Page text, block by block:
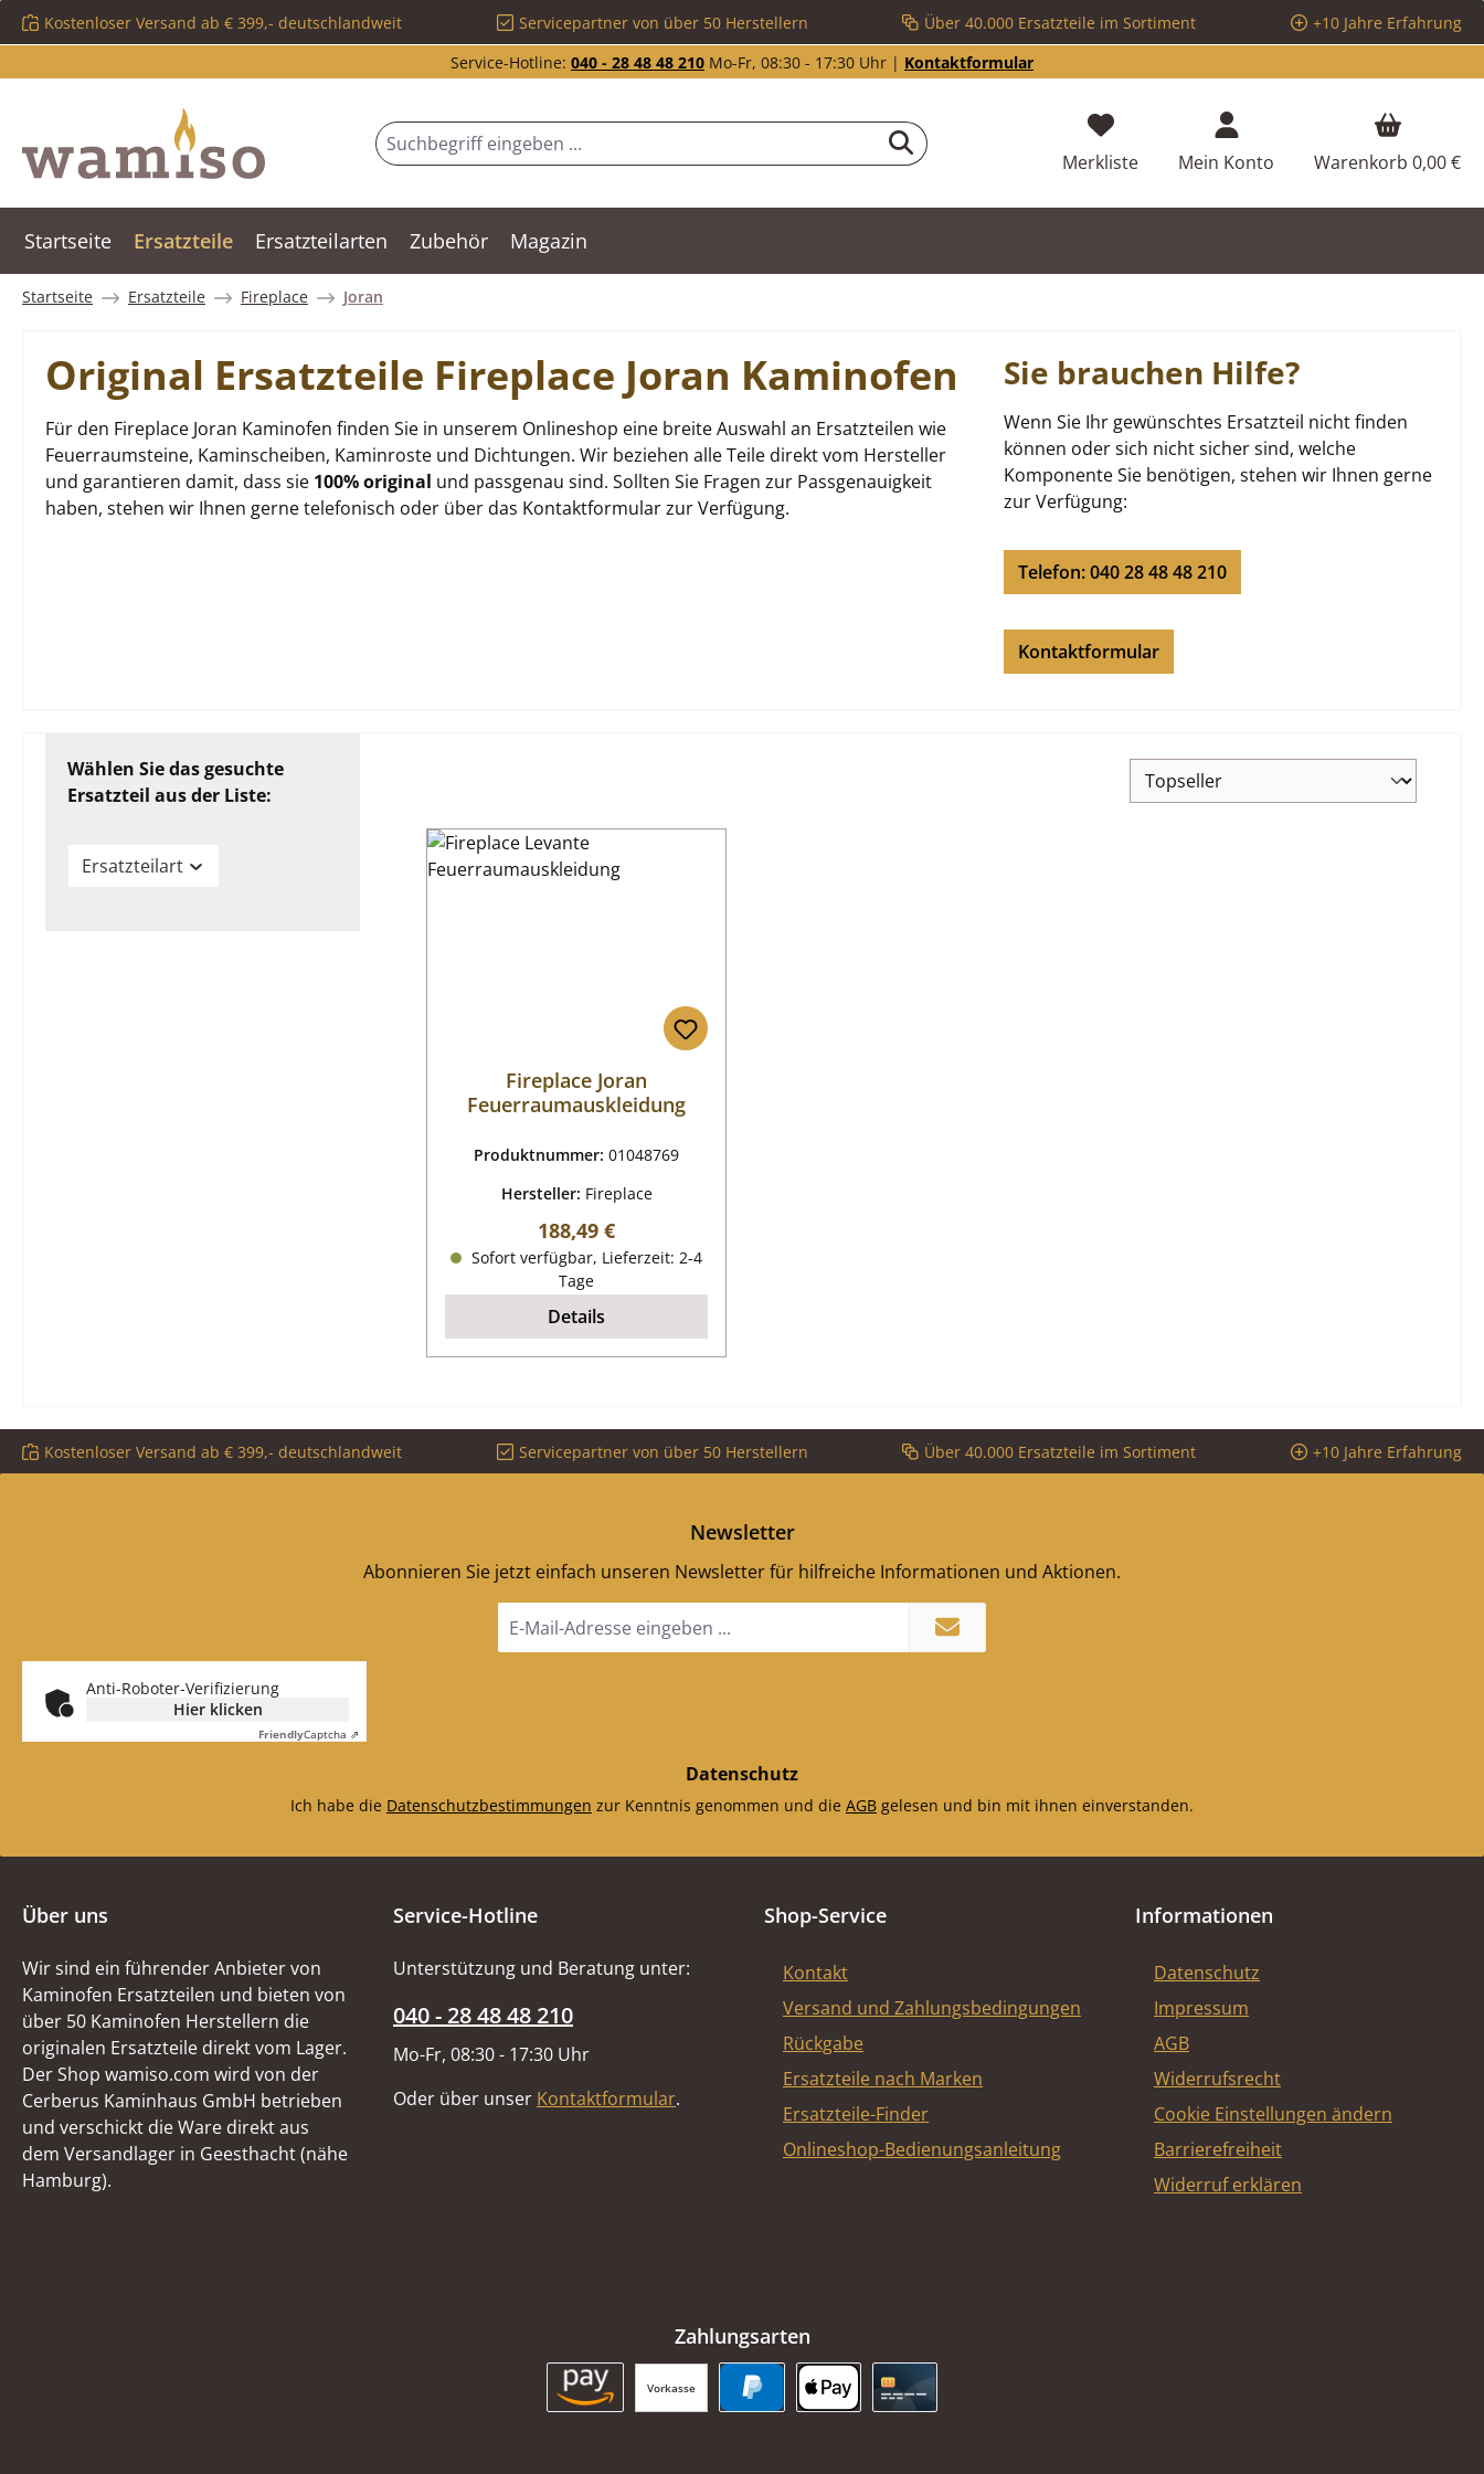
Hauptinhalt springen
Zur Suche springen
Zur Hauptnavigation springen
Kostenloser Versand ab € 399,- deutschlandweit Servicepartner von über 50 Herstellern Über 40.000 Ersatzteile im Sortiment
+10 Jahre Erfahrung
Service-Hotline: 040 - 28 48 48 210 Mo-Fr, 08:30 - 17:30 Uhr | Kontaktformular
MerklisteDu hast 0 Produkte auf dem Merkzettel
Mein Konto Warenkorb 0,00 €
Startseite Ersatzteile Ersatzteilarten Zubehör Magazin
Startseite Ersatzteile Fireplace Joran
Original Ersatzteile Fireplace Joran Kaminofen
Für den Fireplace Joran Kaminofen finden Sie in unserem Onlineshop eine breite Auswahl an Ersatzteilen wie
Feuerraumsteine, Kaminscheiben, Kaminroste und Dichtungen. Wir beziehen alle Teile direkt vom Hersteller
und garantieren damit, dass sie 100% original und passgenau sind. Sollten Sie Fragen zur Passgenauigkeit
haben, stehen wir Ihnen gerne telefonisch oder über das Kontaktformular zur Verfügung.
Sie brauchen Hilfe?
Wenn Sie Ihr gewünschtes Ersatzteil nicht finden
können oder sich nicht sicher sind, welche
Komponente Sie benötigen, stehen wir Ihnen gerne
zur Verfügung:
Telefon: 040 28 48 48 210
Kontaktformular
Wählen Sie das gesuchte
Ersatzteil aus der Liste:
Ersatzteilart
Fireplace Joran
Feuerraumauskleidung
Produktnummer:01048769
Hersteller: Fireplace
Regulärer Preis:
188,49 €
Sofort verfügbar, Lieferzeit: 2-4
Tage
Details
Kostenloser Versand ab € 399,- deutschlandweit Servicepartner von über 50 Herstellern Über 40.000 Ersatzteile im Sortiment +10 Jahre Erfahrung
Newsletter
Abonnieren Sie jetzt einfach unseren Newsletter für hilfreiche Informationen und Aktionen.
Mail-
Anti-Roboter-Verifizierung
Hier klicken
FriendlyCaptcha ⇗
Datenschutz
Ich habe die Datenschutzbestimmungen zur Kenntnis genommen und die AGB gelesen und bin mit ihnen einverstanden.
Über uns
Wir sind ein führender Anbieter von
Kaminofen Ersatzteilen und bieten von
über 50 Kaminofen Herstellern die
originalen Ersatzteile direkt vom Lager.
Der Shop wamiso.com wird von der
Cerberus Kaminhaus GmbH betrieben
und verschickt die Ware direkt aus
dem Versandlager in Geesthacht (nähe
Hamburg).
Service-Hotline
Unterstützung und Beratung unter:
040 - 28 48 48 210
Mo-Fr, 08:30 - 17:30 Uhr
Oder über unser Kontaktformular.
Shop-Service
Kontakt
Versand und Zahlungsbedingungen
Rückgabe
Ersatzteile nach Marken
Ersatzteile-Finder
Onlineshop-Bedienungsanleitung
Informationen
Datenschutz
Impressum
AGB
Widerrufsrecht
Cookie Einstellungen ändern
Barrierefreiheit
Widerruf erklären
Zahlungsarten
Vorkasse